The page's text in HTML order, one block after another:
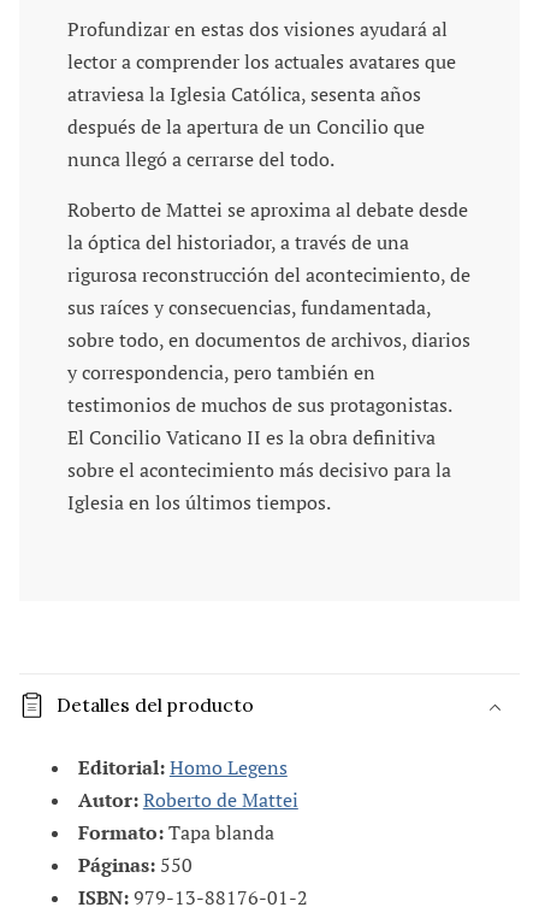
Profundizar en estas dos visiones ayudará al
lector a comprender los actuales avatares que
atraviesa la Iglesia Católica, sesenta años
después de la apertura de un Concilio que
nunca llegó a cerrarse del todo.
Roberto de Mattei se aproxima al debate desde
la óptica del historiador, a través de una
rigurosa reconstrucción del acontecimiento, de
sus raíces y consecuencias, fundamentada,
sobre todo, en documentos de archivos, diarios
y correspondencia, pero también en
testimonios de muchos de sus protagonistas.
El Concilio Vaticano II es la obra definitiva
sobre el acontecimiento más decisivo para la
Iglesia en los últimos tiempos.
o
n
Detalles del producto
Editorial: Homo Legens
Autor: Roberto de Mattei
Formato:Tapa blanda
Páginas:550
ISBN:979-13-88176-01-2